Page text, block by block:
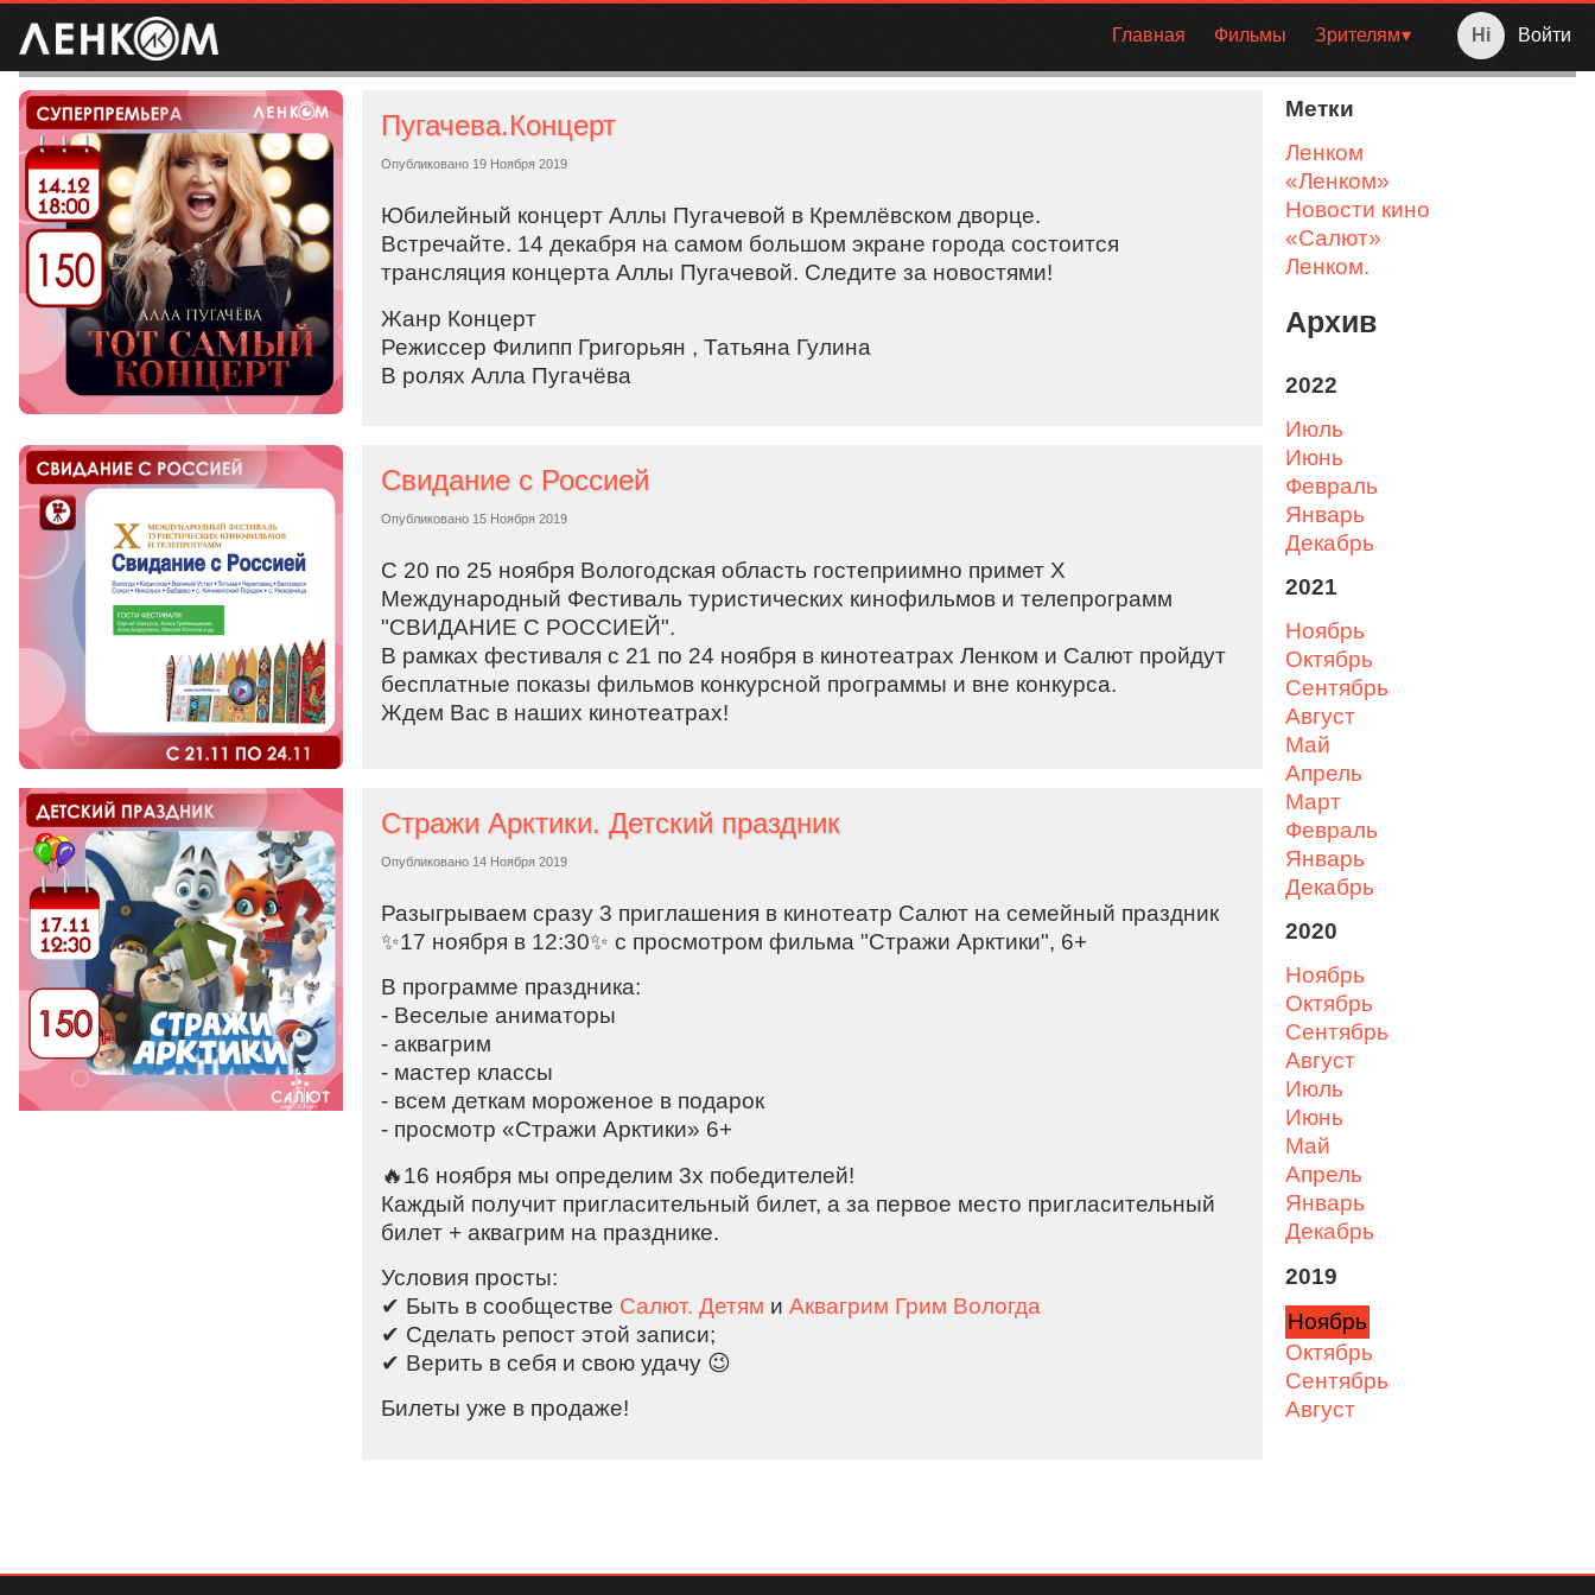
Главная Фильмы Зрителям Войти
Пугачева.Концерт
Опубликовано 19 Ноября 2019
Юбилейный концерт Аллы Пугачевой в Кремлёвском дворце.
Встречайте. 14 декабря на самом большом экране города состоится
трансляция концерта Аллы Пугачевой. Следите за новостями!
Жанр Концерт
Режиссер Филипп Григорьян , Татьяна Гулина
В ролях Алла Пугачёва
Свидание с Россией
Опубликовано 15 Ноября 2019
С 20 по 25 ноября Вологодская область гостеприимно примет X
Международный Фестиваль туристических кинофильмов и телепрограмм
"СВИДАНИЕ С РОССИЕЙ".
В рамках фестиваля с 21 по 24 ноября в кинотеатрах Ленком и Салют пройдут
бесплатные показы фильмов конкурсной программы и вне конкурса.
Ждем Вас в наших кинотеатрах!
Стражи Арктики. Детский праздник
Опубликовано 14 Ноября 2019
Разыгрываем сразу 3 приглашения в кинотеатр Салют на семейный праздник
✨17 ноября в 12:30✨ с просмотром фильма "Стражи Арктики", 6+
В программе праздника:
- Веселые аниматоры
- аквагрим
- мастер классы
- всем деткам мороженое в подарок
- просмотр «Стражи Арктики» 6+
🔥16 ноября мы определим 3х победителей!
Каждый получит пригласительный билет, а за первое место пригласительный
билет + аквагрим на празднике.
Условия просты:
✔ Быть в сообществе Салют. Детям и Аквагрим Грим Вологда
✔ Сделать репост этой записи;
✔ Верить в себя и свою удачу 😉
Билеты уже в продаже!
Метки
Ленком
«Ленком»
Новости кино
«Салют»
Ленком.
Архив
2022
июль
июнь
февраль
январь
декабрь
2021
ноябрь
октябрь
сентябрь
август
май
апрель
март
февраль
январь
декабрь
2020
ноябрь
октябрь
сентябрь
август
июль
июнь
май
апрель
январь
декабрь
2019
ноябрь
октябрь
сентябрь
август